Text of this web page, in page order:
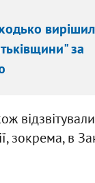
за
зокрема, в